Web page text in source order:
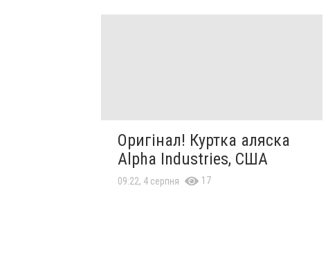
Оригінал! Куртка аляска
Alpha Industries, США
09:22, 4 серпня 17